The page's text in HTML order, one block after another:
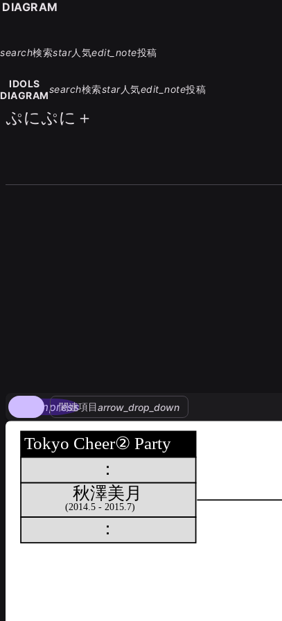
search検索star人気edit_note投稿
IDOLS
DIAGRAM
search検索star人気edit_note投稿
ぷにぷに＋
compress
関連項目arrow_drop_down